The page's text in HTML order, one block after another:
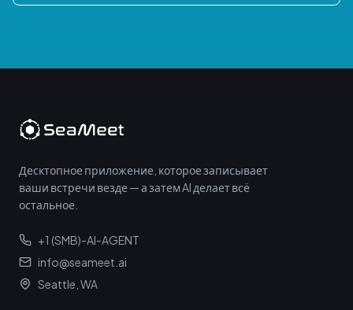
Десктопное приложение, которое записывает
ваши встречи везде — а затем AI делает всё
остальное.
+1 (SMB)-AI-AGENT
info@seameet.ai
Seattle, WA